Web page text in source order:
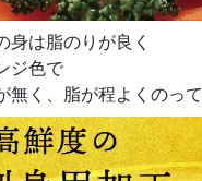
身は脂のりが良く
ジ色で
無く、脂が程よくのっ